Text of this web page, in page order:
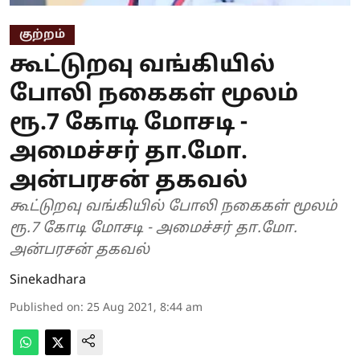
குற்றம்
கூட்டுறவு வங்கியில்
போலி நகைகள் மூலம்
ரூ.7 கோடி மோசடி -
அமைச்சர் தா.மோ.
அன்பரசன் தகவல்
கூட்டுறவு வங்கியில் போலி நகைகள் மூலம்
ரூ.7 கோடி மோசடி - அமைச்சர் தா.மோ.
அன்பரசன் தகவல்
Sinekadhara
Published on: 25 Aug 2021, 8:44 am